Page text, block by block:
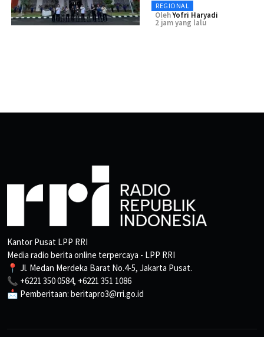
REGIONAL
OlehYofri Haryadi
2 jam yang lalu
Kantor Pusat LPP RRI
Media radio berita online terpercaya - LPP RRI
📍 Jl. Medan Merdeka Barat No.4-5, Jakarta Pusat.
📞 +6221 350 0584, +6221 351 1086
📩 Pemberitaan: beritapro3@rri.go.id